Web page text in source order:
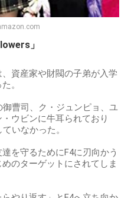
」
資産家や財閥の子弟が入学
。
曹司、ク・ジュンピョ、ユ
ウビンに牛耳られており
いなかった。
を守るためにF4に刃向かう
のターゲットにされてしま